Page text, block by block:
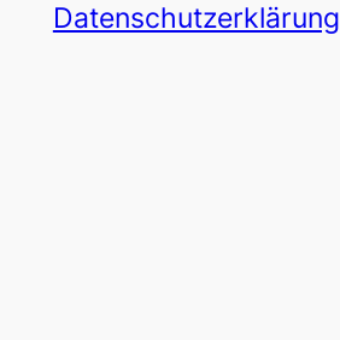
Datenschutzerklärung